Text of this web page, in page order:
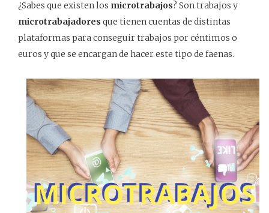
¿Sabes que existen los microtrabajos? Son trabajos y
microtrabajadores que tienen cuentas de distintas
plataformas para conseguir trabajos por céntimos o
euros y que se encargan de hacer este tipo de faenas.